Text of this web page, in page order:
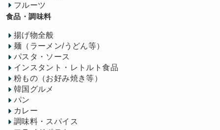
フルーツ
食品・調味料
揚げ物全般
麺（ラーメン/うどん等）
パスタ・ソース
インスタント・レトルト食品
粉もの（お好み焼き等）
韓国グルメ
パン
カレー
調味料・スパイス